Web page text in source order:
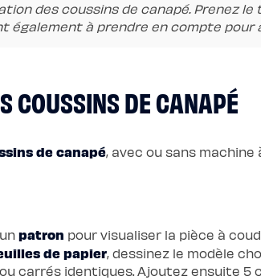
des coussins de canapé. Prenez
également à prendre en compte pour
COUSSINS DE CANAPÉ
de canapé, avec ou sans machine
patron pour visualiser la pièce à
de papier, dessinez le modèle
carrés identiques. Ajoutez ensuite